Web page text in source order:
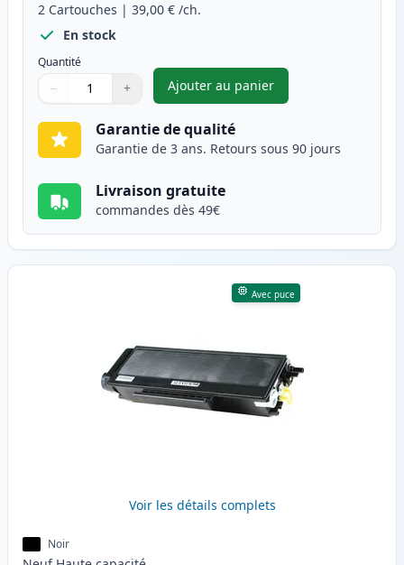
2 Cartouches | 39,00 € /ch.
En stock
Quantité
Quantité
Utilisez les boutons pour ajuster
− +
Quantité
Ajouter au panier
,Pack de 2 Brother TN3170
Garantie de qualité
Garantie de 3 ans. Retours sous 90 jours
Livraison gratuite
commandes dès 49€
Avec puce
Voir les détails complets
Noir